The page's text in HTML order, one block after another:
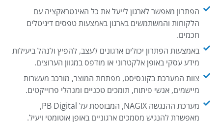
הפתרון מאפשר לארגון לייעל את כל האינטראקציה עם
הלקוחות והמשתמשים בארגון באמצעות טפסים דיגיטלים
חכמים.
באמצעות הפתרון יכולים ארגונים לעצב, להפיץ ולנהל ביעילות
מידע עסקי באופן אלקטרוני או מודפס במגוון הערוצים.
צוות המערכת בקונסיסט, מפתחת המוצר, מורכב מעשרות
מיישמים, אנשי פיתוח, תומכים טכניים ומנהלי פרוייקטים.
מערכת ההנגשה NAGIX, המבוססת על PB Digital,
מאפשרת להנגיש מסמכים ארגוניים באופן אוטומטי ויעיל.